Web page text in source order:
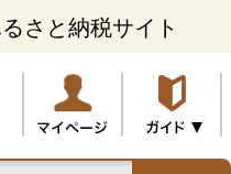
さと納税サイト